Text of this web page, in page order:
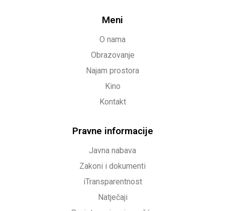
Meni
O nama
Obrazovanje
Najam prostora
Kino
Kontakt
Pravne informacije
Javna nabava
Zakoni i dokumenti
iTransparentnost
Natječaji